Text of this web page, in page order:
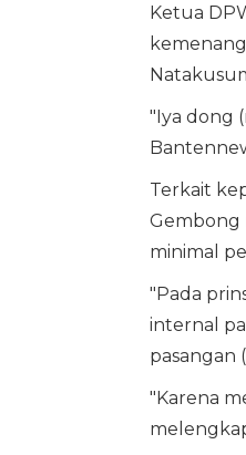
Ketua
"Iya dong
Terkait
Gembong
minimal
"Pada
internal
pasangan
"Karena